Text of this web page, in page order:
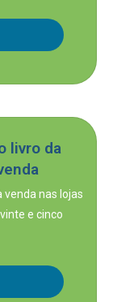
livro da
venda nas lojas
e cinco